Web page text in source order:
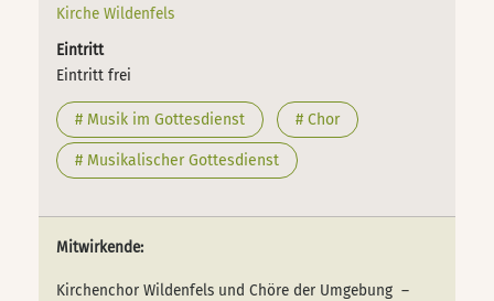
Kirche Wildenfels
Eintritt
Eintritt frei
# Musik im Gottesdienst # Chor
# Musikalischer Gottesdienst
Mitwirkende:
Kirchenchor Wildenfels und Chöre der Umgebung –